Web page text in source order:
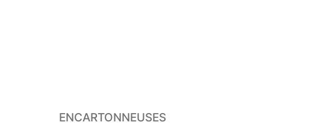
ENCARTONNEUSES